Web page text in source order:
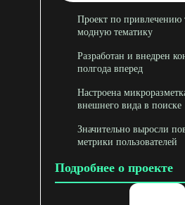
Проект по привлечению
модную тематику
Разработан и внедрен
полгода вперед
Настроена
внешнего вида в поиске
Значительно выросли
метрики пользователей
Подробнее о проекте